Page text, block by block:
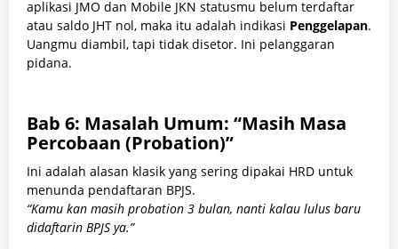
aplikasi JMO dan Mobile JKN statusmu belum terdaftar
atau saldo JHT nol, maka itu adalah indikasi Penggelapan.
Uangmu diambil, tapi tidak disetor. Ini pelanggaran
pidana.
Bab 6: Masalah Umum: “Masih Masa
Percobaan (Probation)”
Ini adalah alasan klasik yang sering dipakai HRD untuk
menunda pendaftaran BPJS.
“Kamu kan masih probation 3 bulan, nanti kalau lulus baru
didaftarin BPJS ya.”